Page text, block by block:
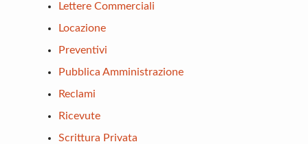
Lettere Commerciali
Locazione
Preventivi
Pubblica Amministrazione
Reclami
Ricevute
Scrittura Privata